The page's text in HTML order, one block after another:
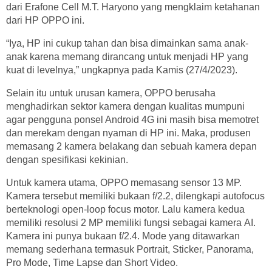
dari Erafone Cell M.T. Haryono yang mengklaim ketahanan
dari HP OPPO ini.
“Iya, HP ini cukup tahan dan bisa dimainkan sama anak-
anak karena memang dirancang untuk menjadi HP yang
kuat di levelnya,” ungkapnya pada Kamis (27/4/2023).
Selain itu untuk urusan kamera, OPPO berusaha
menghadirkan sektor kamera dengan kualitas mumpuni
agar pengguna ponsel Android 4G ini masih bisa memotret
dan merekam dengan nyaman di HP ini. Maka, produsen
memasang 2 kamera belakang dan sebuah kamera depan
dengan spesifikasi kekinian.
Untuk kamera utama, OPPO memasang sensor 13 MP.
Kamera tersebut memiliki bukaan f/2.2, dilengkapi autofocus
berteknologi open-loop focus motor. Lalu kamera kedua
memiliki resolusi 2 MP memiliki fungsi sebagai kamera AI.
Kamera ini punya bukaan f/2.4. Mode yang ditawarkan
memang sederhana termasuk Portrait, Sticker, Panorama,
Pro Mode, Time Lapse dan Short Video.